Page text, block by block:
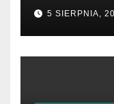
5 SIERPNIA,